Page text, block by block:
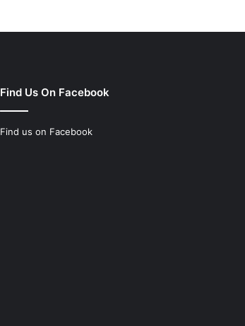
Find Us On Facebook
Find us on Facebook